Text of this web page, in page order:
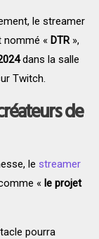
le streamer
nommé « DTR»,
dans la salle
Twitch.
de
le streamer
«le projet
pourra